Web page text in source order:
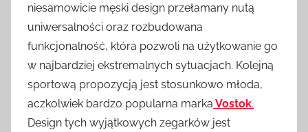
niesamowicie męski design przełamany nutą
uniwersalności oraz rozbudowana
funkcjonalność, która pozwoli na użytkowanie go
w najbardziej ekstremalnych sytuacjach. Kolejną
sportową propozycją jest stosunkowo młoda,
aczkolwiek bardzo popularna marka Vostok.
Design tych wyjątkowych zegarków jest